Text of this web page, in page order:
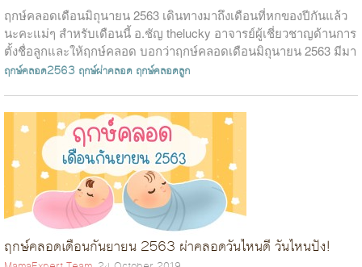
ฤกษ์คลอดเดือนมิถุนายน 2563 เดินทางมาถึงเดือนที่หกของปีกันแล้ว
นะคะแม่ๆ สำหรับเดือนนี้ อ.ชัญ thelucky อาจารย์ผู้เชี่ยวชาญด้านการ
ตั้งชื่อลูกและให้ฤกษ์คลอด บอกว่าฤกษ์คลอดเดือนมิถุนายน 2563 มีมา
ฝากหลากห...
ฤกษ์คลอด2563 ฤกษ์ผ่าคลอด ฤกษ์คลอดลูก
ฤกษ์คลอดเดือนกันยายน 2563 ผ่าคลอดวันไหนดี วันไหนปัง!